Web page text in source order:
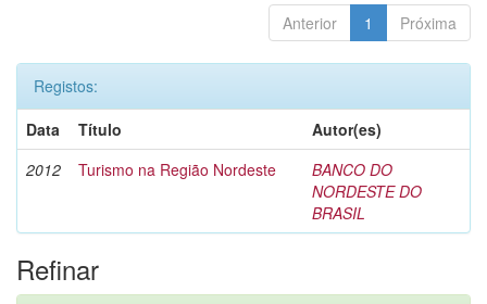
Anterior 1 Próxima
Registos:
Data
Título
Autor(es)
2012
Turismo na Região Nordeste
BANCO DO
NORDESTE DO
BRASIL
Refinar